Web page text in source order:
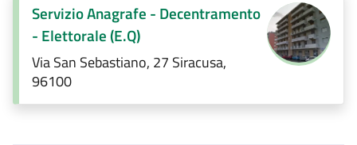
Servizio Anagrafe - Decentramento
- Elettorale (E.Q)
Via San Sebastiano, 27 Siracusa,
96100